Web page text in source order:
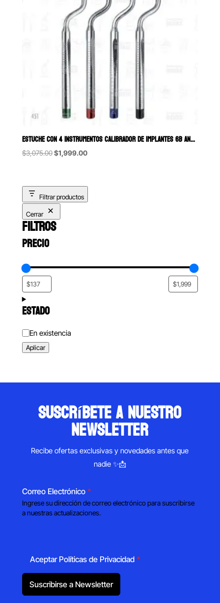
ESTUCHE CON 4 INSTRUMENTOS CALIBRADOR DE IMPLANTES 6B
$3,075.00Original
$3,075.00.
$1,999.00Current
$1,999.00.
Filtrar productos
Cerrar
FILTROS
PRECIO
ESTADO
Estado
En existencia
Aplicar
suscríbete a nuestro
newsletter
Recibe ofertas exclusivas y novedades antes que
nadie ✨📩
Correo Electrónico *
Ingrese su dirección de correo electrónico para suscribirse
a nuestras actualizaciones.
Aceptar Políticas de Privacidad *
Suscribirse a Newsletter